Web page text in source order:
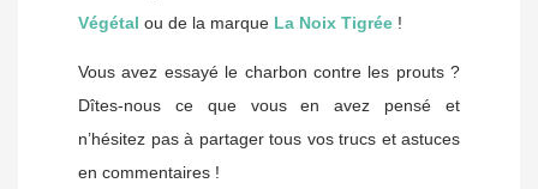
Végétal ou de la marque La Noix Tigrée !
Vous avez essayé le charbon contre les prouts ?
Dîtes-nous ce que vous en avez pensé et
n’hésitez pas à partager tous vos trucs et astuces
en commentaires !